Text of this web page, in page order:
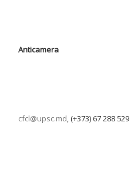
Anticamera
cfcl@upsc.md, (+373) 67 288 529